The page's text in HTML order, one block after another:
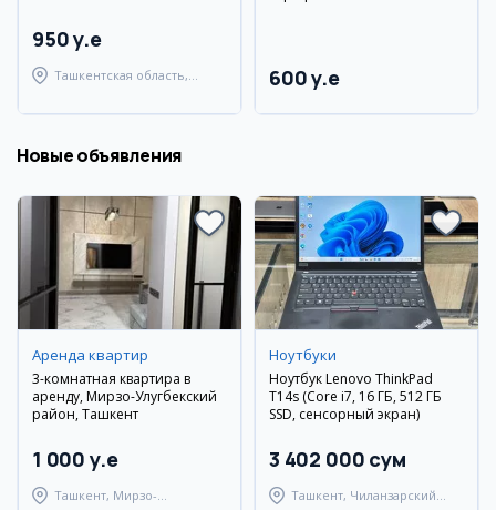
950 y.e
Ташкентская область,
600 y.e
Новые объявления
Аренда квартир
3-комнатная квартира в
аренду, Мирзо-Улугбекский
район, Ташкент
1 000 y.e
Ташкент, Мирзо-
Ноутбуки
Ноутбук Lenovo ThinkPad
T14s (Core i7, 16 ГБ, 512 ГБ
SSD, сенсорный экран)
3 402 000 сум
Ташкент, Чиланзарский